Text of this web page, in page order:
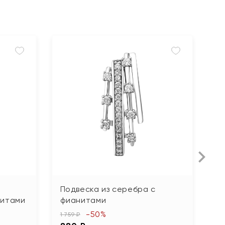
Подвеска из серебра с
фианитами
1 759 ₽ -50%